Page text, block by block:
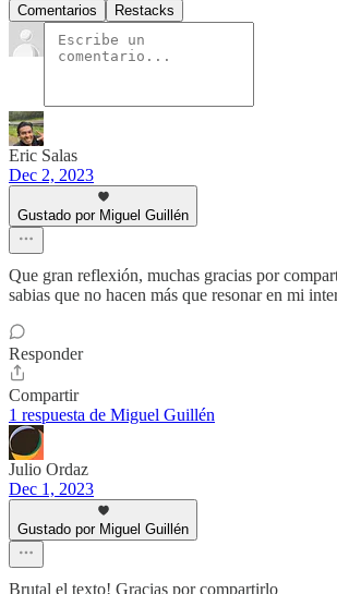
Comentarios Restacks
Eric Salas
Dec 2, 2023
Gustado por Miguel Guillén
Que gran reflexión, muchas gracias por
sabias que no hacen más que resonar en mi
Responder
Compartir
1 respuesta de Miguel Guillén
Julio Ordaz
Dec 1, 2023
Gustado por Miguel Guillén
Brutal el texto! Gracias por compartirlo